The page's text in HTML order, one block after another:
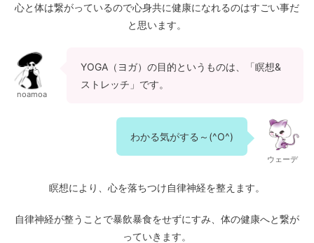
心と体は繋がっているので心身共に健康になれるのはすごい事だ
と思います。
noamoa
YOGA（ヨガ）の目的というものは、「瞑想&
ストレッチ」です。
わかる気がする～(^O^)
ウェーデ
瞑想により、心を落ちつけ自律神経を整えます。
自律神経が整うことで暴飲暴食をせずにすみ、体の健康へと繋が
っていきます。